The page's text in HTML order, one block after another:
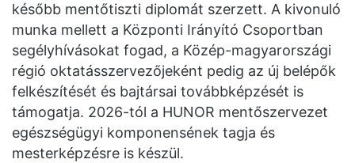
később mentőtiszti diplomát szerzett. A kivonuló
munka mellett a Központi Irányító Csoportban
segélyhívásokat fogad, a Közép-magyarországi
régió oktatásszervezőjeként pedig az új belépők
felkészítését és bajtársai továbbképzését is
támogatja. 2026-tól a HUNOR mentőszervezet
egészségügyi komponensének tagja és
mesterképzésre is készül.